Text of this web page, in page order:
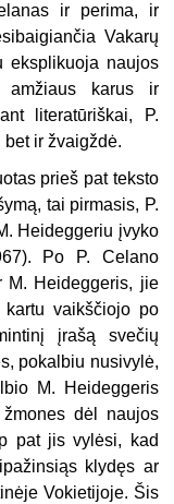
ir perima, ir
Vakarų
eksplikuoja naujos
amžiaus karus ir
literatūriškai, P.
ir žvaigždė.
prieš pat teksto
tai pirmasis, P.
Heideggeriu įvyko
Po P. Celano
M. Heideggeris, jie
vaikščiojo po
įrašą svečių
pokalbiu nusivylė,
M. Heideggeris
žmones dėl naujos
pat jis vylėsi, kad
klydęs ar
Vokietijoje. Šis